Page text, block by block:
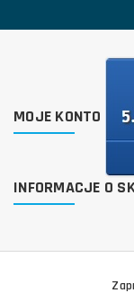
MOJE KONTO
INFORMACJE O